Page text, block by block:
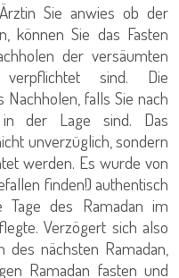
Sie anwies ob der
können Sie das Fasten
der versäumten
verpflichtet sind. Die
falls Sie nach
der Lage sind. Das
unverzüglich, sondern
werden. Es wurde von
finden!) authentisch
Tage des Ramadan im
Verzögert sich also
des nächsten Ramadan,
Ramadan fasten und